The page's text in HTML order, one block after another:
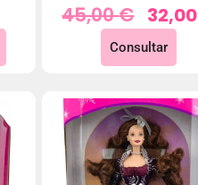
45,00€ 32,00
Consultar